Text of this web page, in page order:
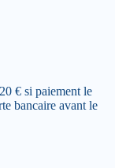
€ si paiement le
bancaire avant le